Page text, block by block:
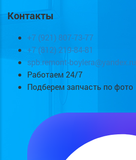
Контакты
+7 (921) 807-73-77
+7 (812) 219-84-81
spb.remont-boylera@yandex.ru
Работаем 24/7
Подберем запчасть по фото